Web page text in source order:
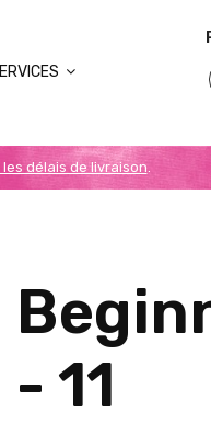
délais de livraison.
- 11